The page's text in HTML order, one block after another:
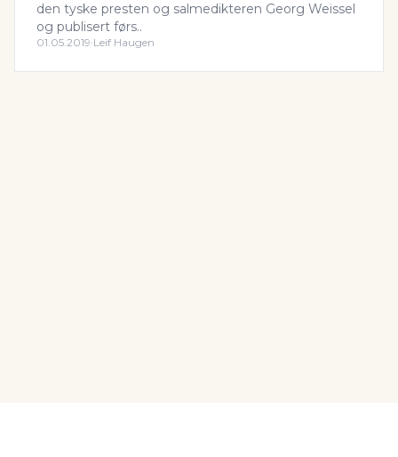
den tyske presten og salmedikteren Georg Weissel
og publisert førs..
01.05.2019·Leif Haugen